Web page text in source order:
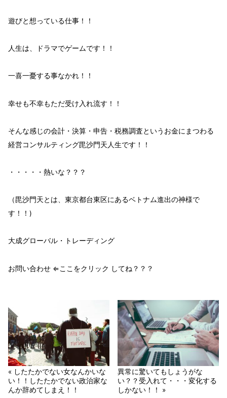
遊びと想っている仕事！！
人生は、 ドラマでゲームです！！
一喜一憂する事なかれ ！！
幸せも不幸もただ受け入れ流す ！！
そんな感じの会計・決算・申告・税務調査という お金にまつわる
経営コンサルティング毘沙門天 人生です！！
・・・・・ 熱いな？？？
（毘沙門天とは、東京都台東区にあるベトナム進出の神様で
す！！)
大成グローバル・トレーディング
お問い合わせ ⇐ここをクリック してね？？？
« したたかでない女なんかいな
い！！したたかでない政治家な
んか辞めてしまえ！！
異常に驚いてもしょうがな
い？？受入れて・・・変化する
しかない！！ »